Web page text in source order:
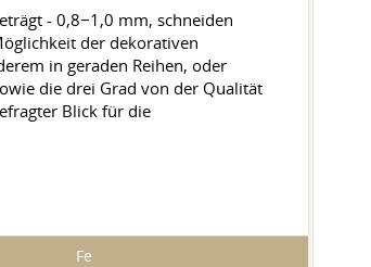
- 0,8−1,0 mm, schneiden
der dekorativen
in geraden Reihen, oder
die drei Grad von der Qualität
Blick für die
Fe